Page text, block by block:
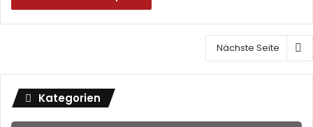
Nächste Seite
Kategorien